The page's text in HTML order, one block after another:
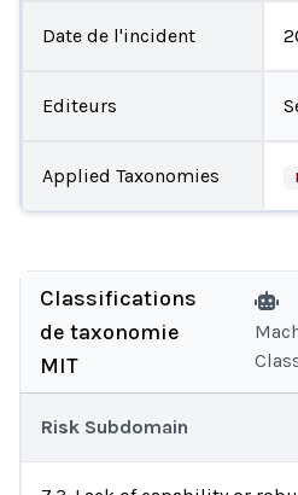
Date de l'incident
Editeurs
Applied Taxonomies
Classifications
de taxonomie
MIT
Risk Subdomain